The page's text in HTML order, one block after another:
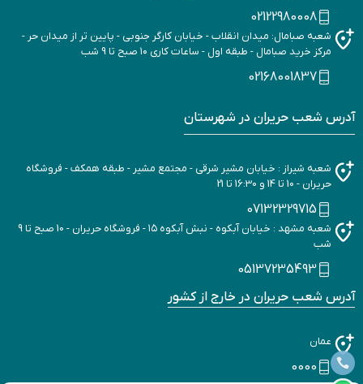
02122980008
شعبه صبامال: میدان انقلاب - خیابان کارگر جنوبی - پایین تر از میدان حر -
مرکز خرید صبامال - طبقه اول - ساعات کاری ۱۰ صبح تا 9 شب
02168001837
آدرس شعب حریران در شهرستان
شعبه شیراز : خیابان مشیر شرقی - مجتمع مشیر - طبقه همکف - فروشگاه
حریران - 10 تا 14 و 16:30 تا 21
07132329715
شعبه مشهد : خیابان آبکوه - نبش آبکوه ۱۵ - فروشگاه حریران - 10 صبح تا 9
شب
05137235493
آدرس شعب حریران در خارج از کشور
عمان
0000